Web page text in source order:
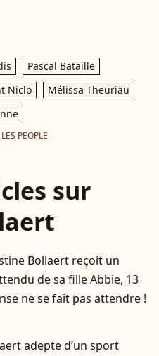
Pascal Bataille
Niclo
Mélissa Theuriau
PEOPLE
sur
Bollaert reçoit un
de sa fille Abbie, 13
ne se fait pas attendre !
adepte d’un sport